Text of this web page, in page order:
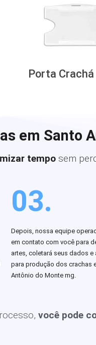
Porta
em Santo
tempo sem
03.
Depois, nossa equipe
em contato com você para
artes, coletará seus dados e
para produção dos crachas
Antônio do Monte mg.
você pode